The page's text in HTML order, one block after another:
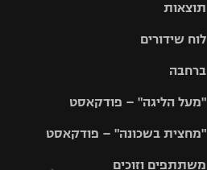
תוצאות
לוח שידורים
ברחבה
"מעל הליגה" – פודקאסט
"מחצית בשכונה" – פודקאסט
משתתפים וזוכים